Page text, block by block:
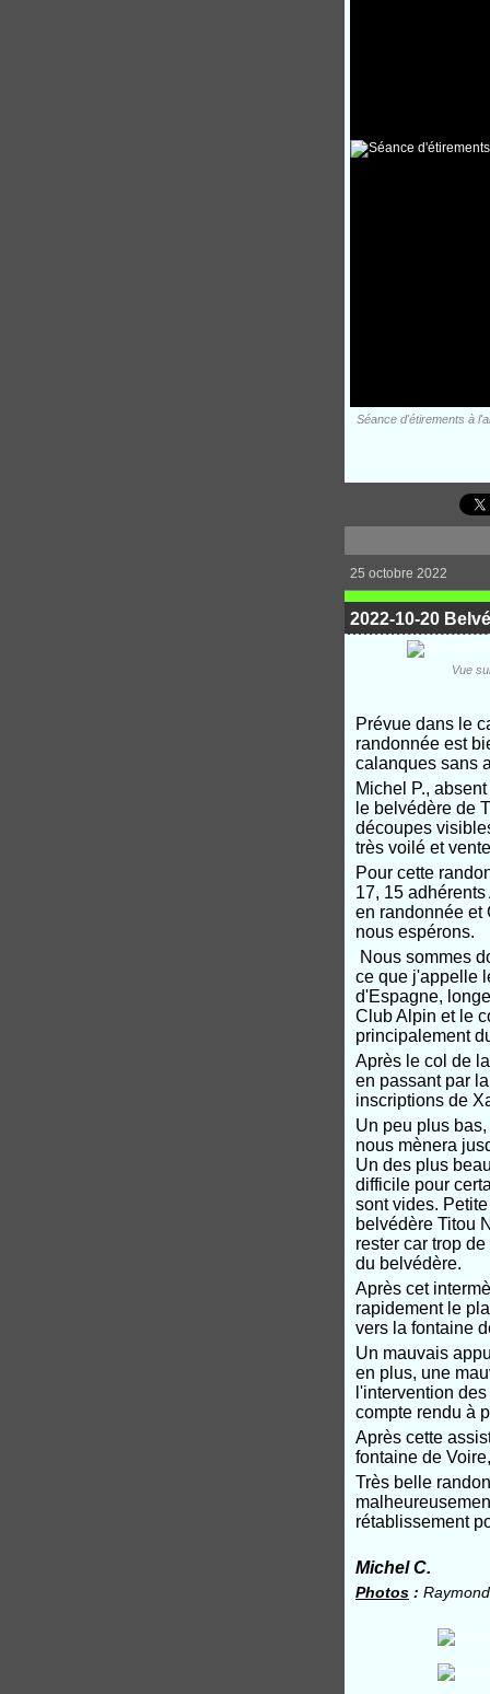
Séance d'étirements à
25 octobre 2022
2022-10-20
Vue
Prévue dans le
randonnée est
calanques sans
Michel P.,
le belvédère de
découpes
très voilé et
Pour cette
17, 15
en randonnée et
nous espérons.
Nous sommes
ce que j'appelle
d'Espagne,
Club Alpin et le
principalement
Après le col de
en passant par
inscriptions de
Un peu plus
nous mènera
Un des plus
difficile pour
sont vides.
belvédère Titou
rester car trop
du belvédère.
Après cet
rapidement le
vers la fontaine
Un mauvais
en plus, une
l'intervention
compte rendu à
Après cette
fontaine de
Très belle
rétablissement
Michel C.
Photos :